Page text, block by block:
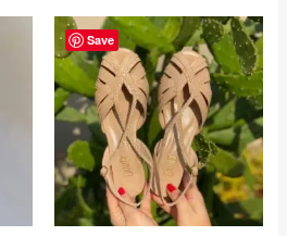
Save